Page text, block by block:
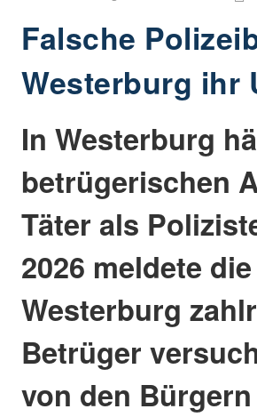
Falsche
Westerburg ihr
In Westerburg
betrügerischen
Täter als
2026 meldete
Westerburg
Betrüger
von den